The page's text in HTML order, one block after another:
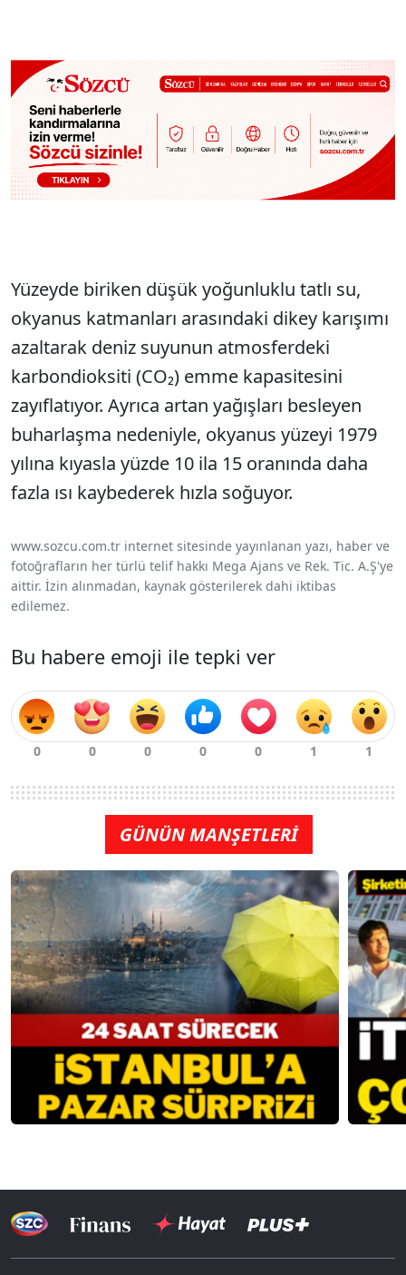
Yüzeyde biriken düşük yoğunluklu tatlı su,
okyanus katmanları arasındaki dikey karışımı
azaltarak deniz suyunun atmosferdeki
karbondioksiti (CO₂) emme kapasitesini
zayıflatıyor. Ayrıca artan yağışları besleyen
buharlaşma nedeniyle, okyanus yüzeyi 1979
yılına kıyasla yüzde 10 ila 15 oranında daha
fazla ısı kaybederek hızla soğuyor.
www.sozcu.com.tr internet sitesinde yayınlanan yazı, haber ve
fotoğrafların her türlü telif hakkı Mega Ajans ve Rek. Tic. A.Ş'ye
aittir. İzin alınmadan, kaynak gösterilerek dahi iktibas
edilemez.
Bu habere emoji ile tepki ver
GÜNÜN MANŞETLERİ